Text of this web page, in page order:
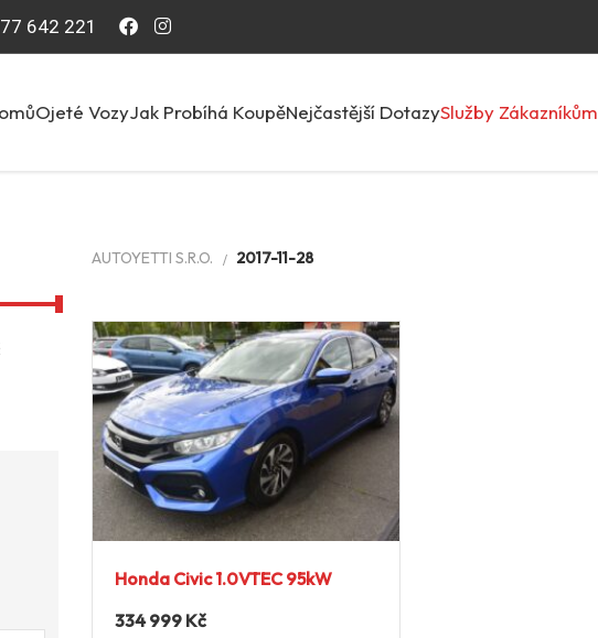
642 221
Ojeté VozyJak Probíhá KoupěNejčastější DotazySlužby Zákazníkům
AUTOYETTI S.R.O. 2017-11-28
Honda Civic 1.0VTEC 95kW
334 999 Kč